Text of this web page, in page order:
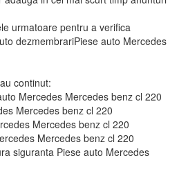
urmatoare pentru a verifica
dezmembrariPiese auto Mercedes
continut:
Mercedes Mercedes benz cl 220
Mercedes benz cl 220
Mercedes benz cl 220
Mercedes benz cl 220
siguranta Piese auto Mercedes